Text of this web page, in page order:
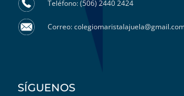
Teléfono: (506) 2440 2424
Correo:
SÍGUENOS